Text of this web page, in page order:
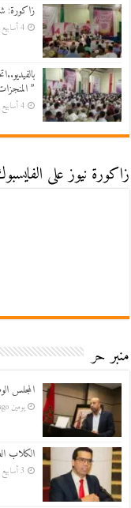
زاكورة:
4 أسابيع ago
”
4 أسابيع ago
زاكورة نيوز على
منبر حر
المجلس
يومين ago
الكلاب
3 أسابيع ago